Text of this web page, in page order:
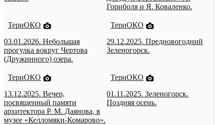
Гориболя и Я. Коваленко.
ТериОКО
03.01.2026. Небольшая
прогулка вокруг Чертова
(Дружинного) озера.
ТериОКО
29.12.2025. Предновогодний
Зеленогорск.
ТериОКО
13.12.2025. Вечер,
посвященный памяти
архитектора Р. М. Даянова, в
музее «Келломяки-Комарово».
ТериОКО
01.11.2025. Зеленогорск.
Поздняя осень.